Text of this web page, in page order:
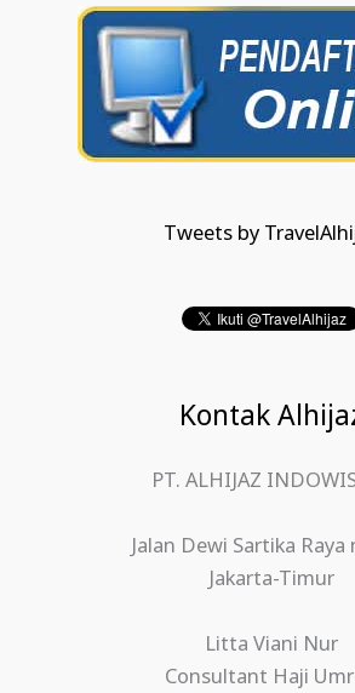
Tweets by
Kontak
PT. ALHIJAZ
Jalan Dewi Sartika Raya
Jakarta-Timur
Litta Viani Nur
Consultant Haji